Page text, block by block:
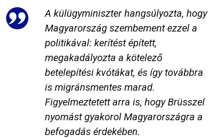
A külügyminiszter hangsúlyozta, hogy
Magyarország szembement ezzel a
politikával: kerítést épített,
megakadályozta a kötelező
betelepítési kvótákat, és így továbbra
is migránsmentes marad.
Figyelmeztetett arra is, hogy Brüsszel
nyomást gyakorol Magyarországra a
befogadás érdekében.